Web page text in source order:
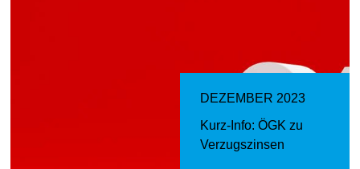
DEZEMBER 2023
Kurz-Info: ÖGK zu
Verzugszinsen